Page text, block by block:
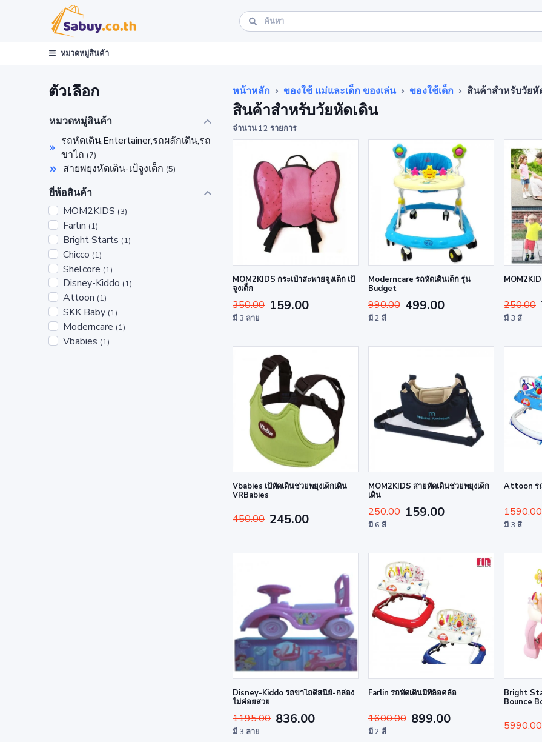
หมวดหมู่สินค้า
ตัวเลือก
หมวดหมู่สินค้า
รถหัดเดิน,Entertainer,รถผลักเดิน,รถ
ขาไถ (7)
สายพยุงหัดเดิน-เป้จูงเด็ก (5)
ยี่ห้อสินค้า
MOM2KIDS (3)
Farlin (1)
Bright Starts (1)
Chicco (1)
Shelcore (1)
Disney-Kiddo (1)
Attoon (1)
SKK Baby (1)
Moderncare (1)
Vbabies (1)
หน้าหลัก ของใช้ แม่และเด็ก ของเล่น ของใช้เด็ก สินค้าสำหรับวัยหั
สินค้าสำหรับวัยหัดเดิน
จำนวน 12 รายการ
MOM2KIDS กระเป๋าสะพายจูงเด็ก เป้
จูงเด็ก
350.00 159.00
มี 3 ลาย
Moderncare รถหัดเดินเด็ก รุ่น
Budget
990.00 499.00
มี 2 สี
250.00
มี 3 สี
Vbabies เป้หัดเดินช่วยพยุงเด็กเดิน
VRBabies
450.00 245.00
MOM2KIDS สายหัดเดินช่วยพยุงเด็ก
เดิน
250.00 159.00
มี 6 สี
Attoon ร
1590.00
มี 3 สี
Disney-Kiddo รถขาไถดิสนีย์-กล่อง
ไม่ค่อยสวย
1195.00 836.00
มี 3 ลาย
Farlin รถหัดเดินมีที่ล็อคล้อ
1600.00 899.00
มี 2 สี
Bright
Bounce
5990.00